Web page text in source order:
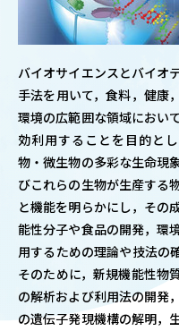
バイオサイエンスとバイオ
手法を用いて，食料，健康
環境の広範囲な領域におい
効利用することを目的と
物・微生物の多彩な生命現
びこれらの生物が生産する
と機能を明らかにし，その
能性分子や食品の開発，環
用するための理論や技法の
そのために，新規機能性物
の解析および利用法の開発
の遺伝子発現機構の解明，